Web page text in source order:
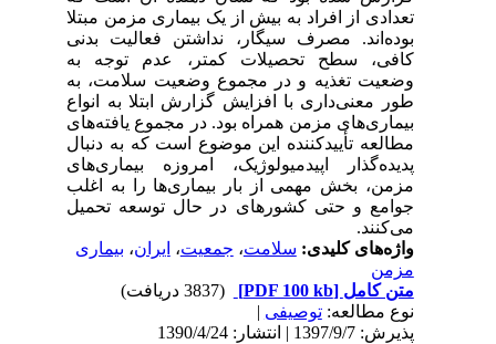
تعدادی از افراد به بیش از یک بیماری مزمن مبتلا
بوده‌اند. مصرف سیگار، نداشتن فعالیت بدنی
کافی، سطح تحصیلات کمتر، عدم توجه به
وضعیت تغذیه و در مجموع وضعیت سلامت، به
طور معنی‌داری با افزایش گزارش ابتلا به انواع
بیماری‌های مزمن همراه بود. در مجموع یافته‌های
مطالعه تأییدکننده این موضوع است که به دنبال
پدیده‌گذار اپیدمیولوژیک، امروزه بیماری‌های
مزمن، بخش مهمی از بار بیماری‌ها را به اغلب
جوامع و حتی کشورهای در حال توسعه تحمیل
می‌کنند.
واژه‌های کلیدی:سلامت،جمعیت،ایران ،بیماری
مزمن
متن کامل[PDF 100 kb]
نوع مطالعه:توصیفی|
پذیرش: 1397/9/7 | انتشار: 1390/4/24